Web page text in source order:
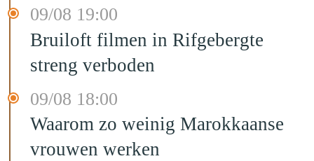
09/08 19:00
Bruiloft filmen in Rifgebergte
streng verboden
09/08 18:00
Waarom zo weinig Marokkaanse
vrouwen werken